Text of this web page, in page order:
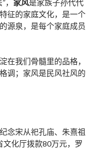
， 家风是家族子孙代代
征的家庭文化，是一个
源泉，是每个家庭成员
在我们骨髓里的品格，
调；家风是民风社风的
念宋从祀孔庙、朱熹祖
文化厅拨款80万元，罗